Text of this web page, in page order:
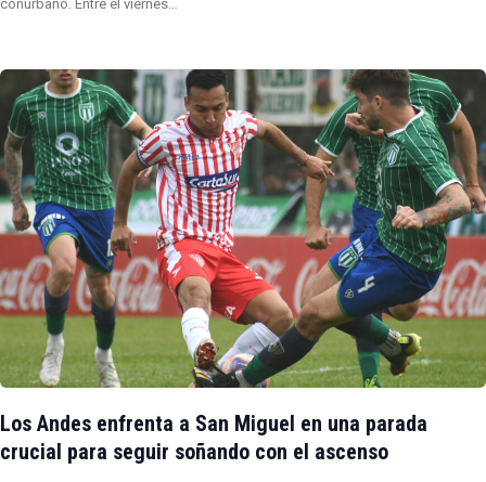
conurbano. Entre el viernes…
Los Andes enfrenta a San Miguel en una parada
crucial para seguir soñando con el ascenso